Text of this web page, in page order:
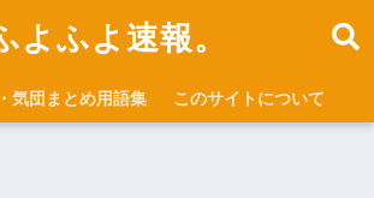
よふよ速報。
気団まとめ用語集 このサイトについて